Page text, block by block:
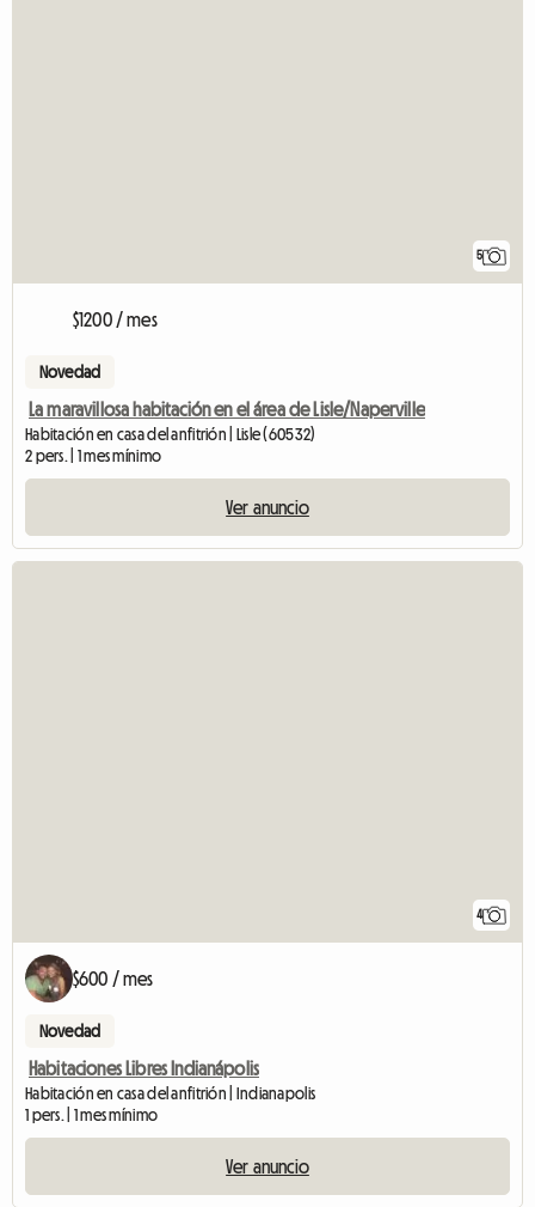
5
$1200 / mes
Novedad
La maravillosa habitación en el área de Lisle/Naperville
Habitación en casa del anfitrión | Lisle (60532)
2 pers. | 1 mes mínimo
Ver anuncio
4
$600 / mes
Novedad
Habitaciones Libres Indianápolis
Habitación en casa del anfitrión | Indianapolis
1 pers. | 1 mes mínimo
Ver anuncio